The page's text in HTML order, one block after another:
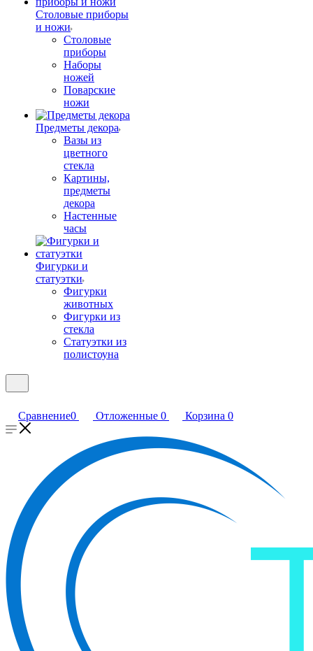
Столовые приборы
и ножи
Столовые
приборы
Наборы
ножей
Поварские
ножи
Предметы декора
Вазы из
цветного
стекла
Картины,
предметы
декора
Настенные
часы
Фигурки и
статуэтки
Фигурки
животных
Фигурки из
стекла
Статуэтки из
полистоуна
Сравнение0 Отложенные 0 Корзина 0